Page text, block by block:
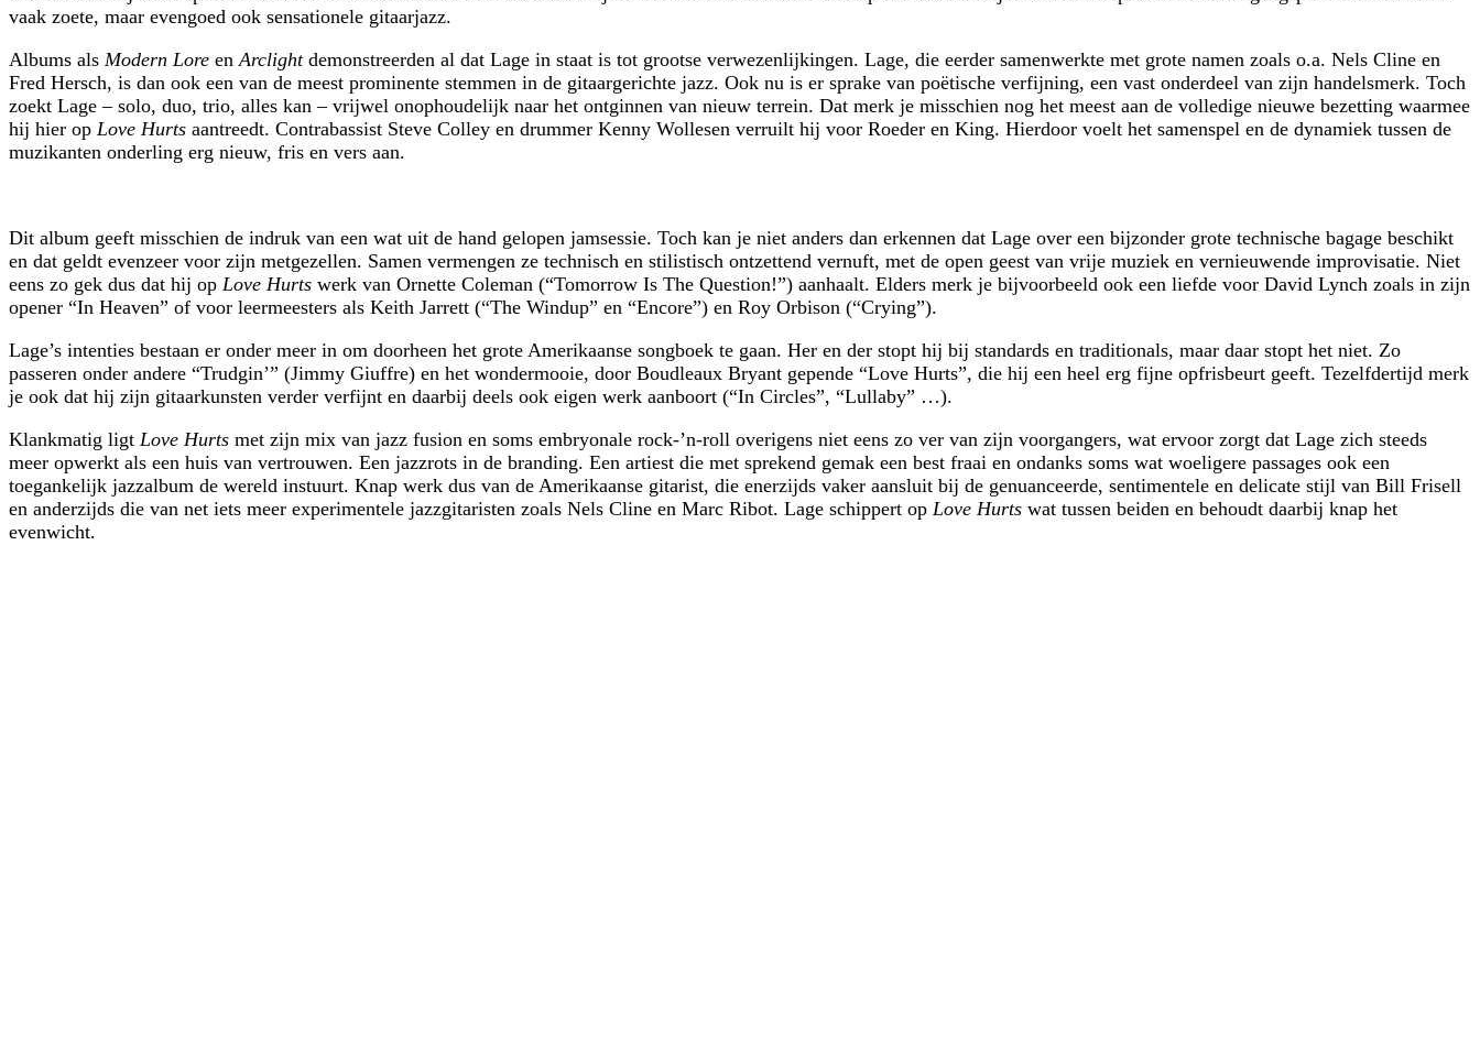
vaak zoete, maar evengoed ook sensationele gitaarjazz.
Albums als Modern Lore en Arclightdemonstreerden al dat Lage in staat is tot grootse verwezenlijkingen. Lage, die eerder samenwerkte met grote namen zoals o.a. Nels Cline en
Fred Hersch, is dan ook een van de meest prominente stemmen in de gitaargerichte jazz. Ook nu is er sprake van poëtische verfijning, een vast onderdeel van zijn handelsmerk. Toch
zoekt Lage – solo, duo, trio, alles kan – vrijwel onophoudelijk naar het ontginnen van nieuw terrein. Dat merk je misschien nog het meest aan de volledige nieuwe bezetting waarmee
hij hier op Love Hurts aantreedt. Contrabassist Steve Colley en drummer Kenny Wollesen verruilt hij voor Roeder en King. Hierdoor voelt het samenspel en de dynamiek tussen de
muzikanten onderling erg nieuw, fris en vers aan.
Dit album geeft misschien de indruk van een wat uit de hand gelopen jamsessie. Toch kan je niet anders dan erkennen dat Lage over een bijzonder grote technische bagage beschikt
en dat geldt evenzeer voor zijn metgezellen. Samen vermengen ze technisch en stilistisch ontzettend vernuft, met de open geest van vrije muziek en vernieuwende improvisatie. Niet
eens zo gek dus dat hij op Love Hurts werk van Ornette Coleman (“Tomorrow Is The Question!”) aanhaalt. Elders merk je bijvoorbeeld ook een liefde voor David Lynch zoals in zijn
opener “In Heaven” of voor leermeesters als Keith Jarrett (“The Windup” en “Encore”) en Roy Orbison (“Crying”).
Lage’s intenties bestaan er onder meer in om doorheen het grote Amerikaanse songboek te gaan. Her en der stopt hij bij standards en traditionals, maar daar stopt het niet. Zo
passeren onder andere “Trudgin’” (Jimmy Giuffre) en het wondermooie, door Boudleaux Bryant gepende “Love Hurts”, die hij een heel erg fijne opfrisbeurt geeft. Tezelfdertijd merk
je ook dat hij zijn gitaarkunsten verder verfijnt en daarbij deels ook eigen werk aanboort (“In Circles”, “Lullaby” …).
Klankmatig ligt Love Hurts met zijn mix van jazz fusion en soms embryonale rock-’n-roll overigens niet eens zo ver van zijn voorgangers, wat ervoor zorgt dat Lage zich steeds
meer opwerkt als een huis van vertrouwen. Een jazzrots in de branding. Een artiest die met sprekend gemak een best fraai en ondanks soms wat woeligere passages ook een
toegankelijk jazzalbum de wereld instuurt. Knap werk dus van de Amerikaanse gitarist, die enerzijds vaker aansluit bij de genuanceerde, sentimentele en delicate stijl van Bill Frisell
en anderzijds die van net iets meer experimentele jazzgitaristen zoals Nels Cline en Marc Ribot. Lage schippert op Love Hurts wat tussen beiden en behoudt daarbij knap het
evenwicht.